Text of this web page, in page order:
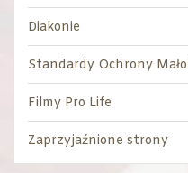
Diakonie
Standardy Ochrony
Filmy Pro Life
Zaprzyjaźnione strony